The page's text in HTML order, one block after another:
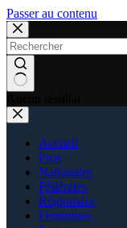
Passer au contenu
Accueil
Pros
Nationales
Fédérales
Régionales
Féminines